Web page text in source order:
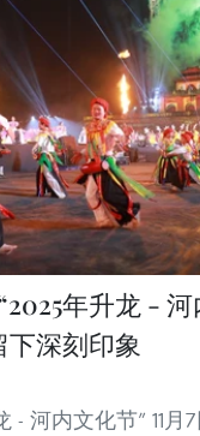
年升龙 -
深刻印象
- 河内文化节” 11月